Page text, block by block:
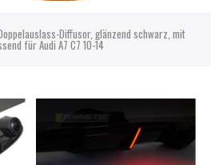
Diffusor, glänzend schwarz, mit
für Audi A7 C7 10-14